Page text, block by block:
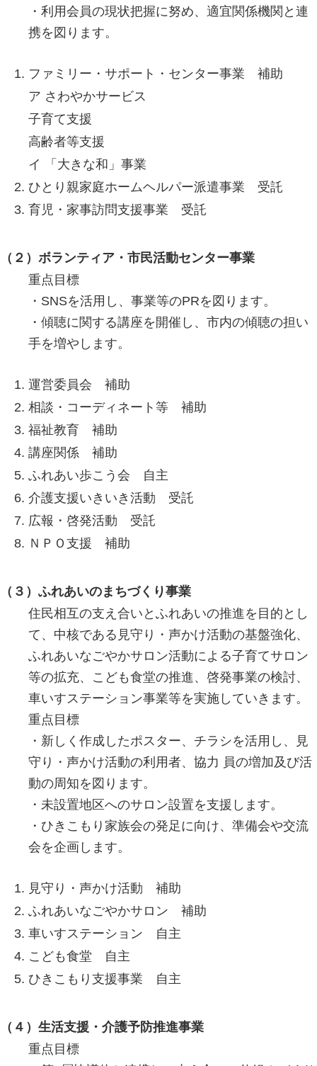
・利用会員の現状把握に努め、適宜関係機関と連
携を図ります。
ファミリー・サポート・センター事業 補助
ア さわやかサービス
子育て支援
高齢者等支援
イ 「大きな和」事業
ひとり親家庭ホームヘルパー派遣事業 受託
育児・家事訪問支援事業 受託
（２）ボランティア・市民活動センター事業
重点目標
・SNSを活用し、事業等のPRを図ります。
・傾聴に関する講座を開催し、市内の傾聴の担い
手を増やします。
運営委員会 補助
相談・コーディネート等 補助
福祉教育 補助
講座関係 補助
ふれあい歩こう会 自主
介護支援いきいき活動 受託
広報・啓発活動 受託
ＮＰＯ支援 補助
（３）ふれあいのまちづくり事業
住民相互の支え合いとふれあいの推進を目的とし
て、中核である見守り・声かけ活動の基盤強化、
ふれあいなごやかサロン活動による子育てサロン
等の拡充、こども食堂の推進、啓発事業の検討、
車いすステーション事業等を実施していきます。
重点目標
・新しく作成したポスター、チラシを活用し、見
守り・声かけ活動の利用者、協力 員の増加及び活
動の周知を図ります。
・未設置地区へのサロン設置を支援します。
・ひきこもり家族会の発足に向け、準備会や交流
会を企画します。
見守り・声かけ活動 補助
ふれあいなごやかサロン 補助
車いすステーション 自主
こども食堂 自主
ひきこもり支援事業 自主
（４）生活支援・介護予防推進事業
重点目標